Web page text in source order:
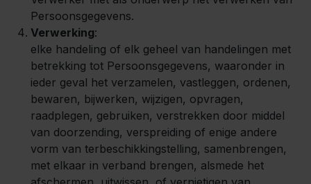
Persoonsgegevens.
Verwerking:
elke handeling of elk geheel van handelingen met
betrekking tot Persoonsgegevens, waaronder in
ieder geval het verzamelen, vastleggen, ordenen,
bewaren, bijwerken, wijzigen, opvragen,
raadplegen, gebruiken, verstrekken door middel
van doorzending, verspreiding of enige andere
vorm van terbeschikkingstelling, samenbrengen,
met elkaar in verband brengen, alsmede het